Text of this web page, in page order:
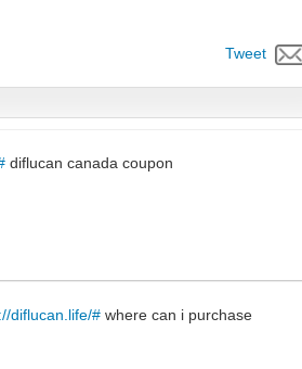
Tweet
diflucan canada coupon
diflucan.life/# where can i purchase